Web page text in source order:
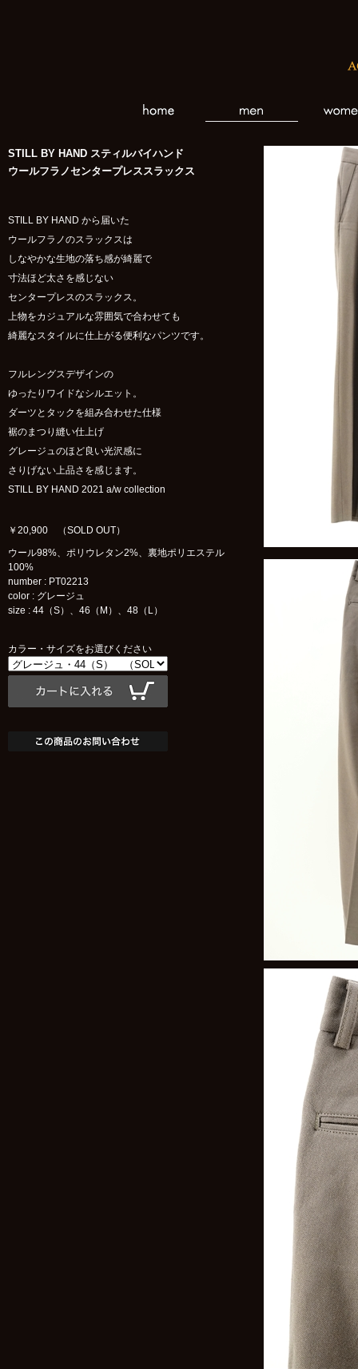
STILL BY HAND スティルバイハンド
ウールフラノセンタープレススラックス
STILL BY HAND から届いた
ウールフラノのスラックスは
しなやかな生地の落ち感が綺麗で
寸法ほど太さを感じない
センタープレスのスラックス。
上物をカジュアルな雰囲気で合わせても
綺麗なスタイルに仕上がる便利なパンツです。
フルレングスデザインの
ゆったりワイドなシルエット。
ダーツとタックを組み合わせた仕様
裾のまつり縫い仕上げ
グレージュのほど良い光沢感に
さりげない上品さを感じます。
STILL BY HAND 2021 a/w collection
￥20,900 （SOLD OUT）
ウール98%、ポリウレタン2%、裏地ポリエステル
100%
number : PT02213
color : グレージュ
size : 44（S）、46（M）、48（L）
カラー・サイズをお選びください